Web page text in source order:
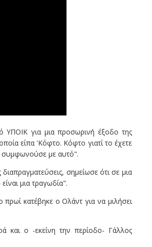
ΥΠΟΙΚ για μια προσωρινή έξοδο της
είπα 'Κόφτο. Κόφτο γιατί το έχετε
συμφωνούσε με αυτό".
σημείωσε ότι σε μια
μια τραγωδία".
κατέβηκε ο Ολάντ για να μιλήσει
και ο -εκείνη την περίοδο- Γάλλος